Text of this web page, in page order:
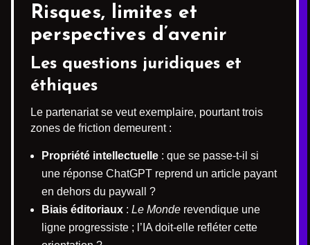
Risques, limites et
perspectives d’avenir
Les questions juridiques et
éthiques
Le partenariat se veut exemplaire, pourtant trois
zones de friction demeurent :
Propriété intellectuelle : que se passe-t-il si
une réponse ChatGPT reprend un article payant
en dehors du paywall ?
Biais éditoriaux : Le Monde revendique une
ligne progressiste ; l’IA doit-elle refléter cette